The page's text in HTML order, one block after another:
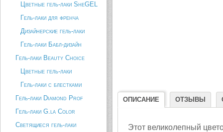
Цветные гель-лаки SheGEL
Гель-лаки для френча
Дизайнерские гель-лаки
Гель-лаки Бабл-дизайн
Гель-лаки Beauty Choice
Цветные гель-лаки
Гель-лаки с блестками
Гель-лаки Diamond Prof
Гель-лаки G.la Color
Светящиеся гель-лаки
ОПИСАНИЕ ОТЗЫВЫ
Этот великолепный